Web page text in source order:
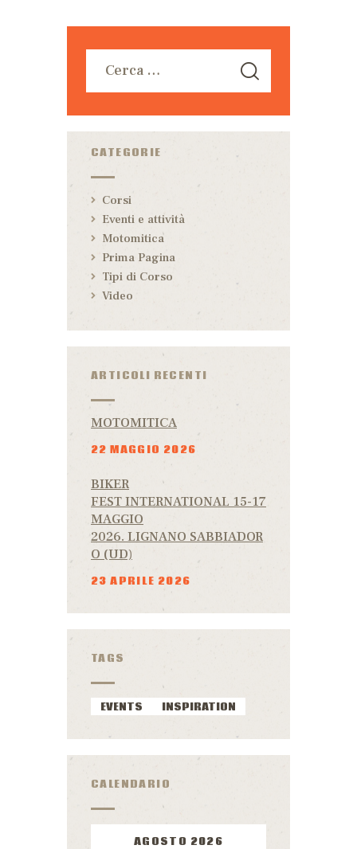
CATEGORIE
Corsi
Eventi e attività
Motomitica
Prima Pagina
Tipi di Corso
Video
ARTICOLI RECENTI
MOTOMITICA
22 MAGGIO 2026
BIKER
FEST INTERNATIONAL 15-17
MAGGIO
2026. LIGNANO SABBIADOR
O (UD)
23 APRILE 2026
TAGS
EVENTS INSPIRATION
CALENDARIO
AGOSTO 2026